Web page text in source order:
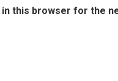
in this browser for the